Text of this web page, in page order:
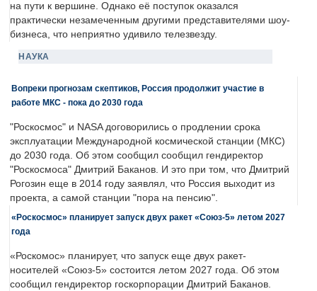
на пути к вершине. Однако её поступок оказался
практически незамеченным другими представителями шоу-
бизнеса, что неприятно удивило телезвезду.
НАУКА
Вопреки прогнозам скептиков, Россия продолжит участие в
работе МКС - пока до 2030 года
"Роскосмос" и NASA договорились о продлении срока
эксплуатации Международной космической станции (МКС)
до 2030 года. Об этом сообщил сообщил гендиректор
"Роскосмоса" Дмитрий Баканов. И это при том, что Дмитрий
Рогозин еще в 2014 году заявлял, что Россия выходит из
проекта, а самой станции "пора на пенсию".
«Роскосмос» планирует запуск двух ракет «Союз-5» летом 2027
года
«Роскомос» планирует, что запуск еще двух ракет-
носителей «Союз-5» состоится летом 2027 года. Об этом
сообщил гендиректор госкорпорации Дмитрий Баканов.